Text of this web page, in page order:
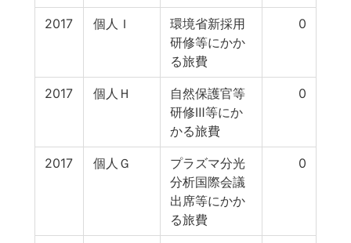
2017 個人Ｉ
環境省新採用
研修等にかか
る旅費
0
2017 個人Ｈ
自然保護官等
研修Ⅲ等にか
かる旅費
0
2017 個人Ｇ
プラズマ分光
分析国際会議
出席等にかか
る旅費
0